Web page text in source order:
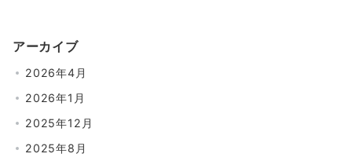
アーカイブ
2026年4月
2026年1月
2025年12月
2025年8月